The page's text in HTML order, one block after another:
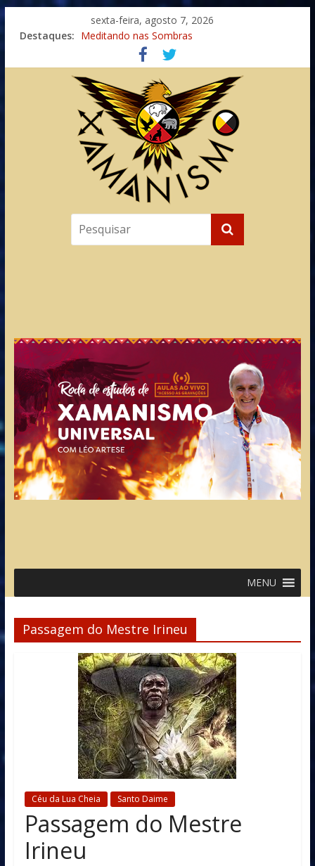
sexta-feira, agosto 7, 2026
Destaques:
Imaginação na Cura
Meditando nas Sombras
Autosuficiência: A Jornada do Espírito Ancestral
Xamanismo Universal
Totens – Caminho Espiritual – Crescimento
MENU
Passagem do Mestre Irineu
Céu da Lua Cheia Santo Daime
Passagem do Mestre
Irineu